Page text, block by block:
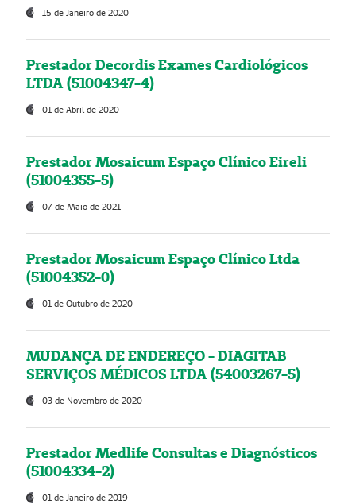
15 de Janeiro de 2020
Prestador Decordis Exames Cardiológicos
LTDA (51004347-4)
01 de Abril de 2020
Prestador Mosaicum Espaço Clínico Eireli
(51004355-5)
07 de Maio de 2021
Prestador Mosaicum Espaço Clínico Ltda
(51004352-0)
01 de Outubro de 2020
MUDANÇA DE ENDEREÇO - DIAGITAB
SERVIÇOS MÉDICOS LTDA (54003267-5)
03 de Novembro de 2020
Prestador Medlife Consultas e Diagnósticos
(51004334-2)
01 de Janeiro de 2019